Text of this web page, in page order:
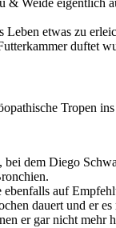
& Weide
etwas zu
duftet
Tropen
dem Diego
auf
dauert und er
er gar nicht